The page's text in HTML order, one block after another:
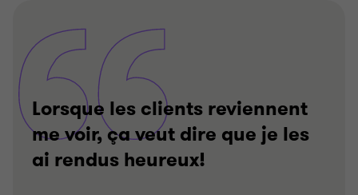
Lorsque les clients reviennent
me voir, ça veut dire que je les
ai rendus heureux!